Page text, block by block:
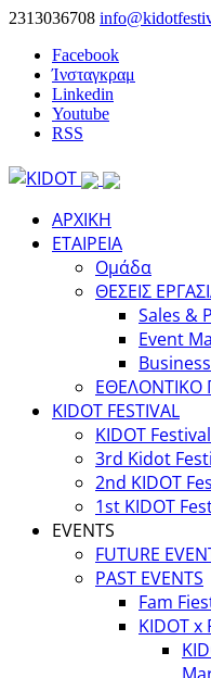
2313036708
Facebook
Ίνσταγκραμ
Linkedin
Youtube
RSS
ΑΡΧΙΚΗ
ΕΤΑΙΡΕΙΑ
Ομάδα
ΘΕΣΕΙΣ
Sales &
Event
KIDOT FESTIVAL
KIDOT
3rd Kidot
2nd KIDOT
1st KIDOT
EVENTS
FUTURE
PAST EVENTS
Fam
KIDOT x